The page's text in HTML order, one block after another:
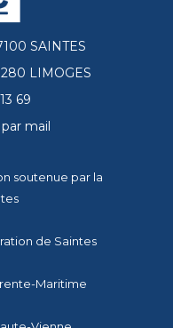
SAINTES
LIMOGES
69
mail
soutenue par la
de Saintes
Maritime